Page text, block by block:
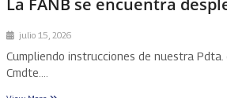
julio 15, 2026
Cumpliendo instrucciones de nuestra Pdta.
Cmdte.…